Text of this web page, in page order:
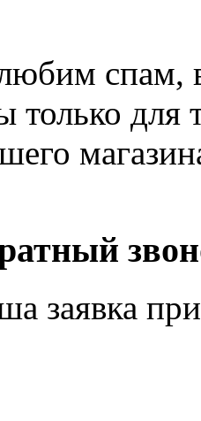
спам,
только для
заявка